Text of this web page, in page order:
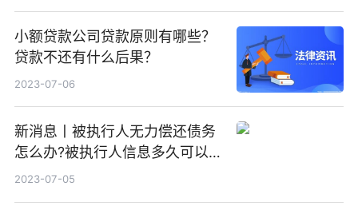
小额贷款公司贷款原则有哪些？
贷款不还有什么后果？
2023-07-06
新消息丨被执行人无力偿还债务
怎么办?被执行人信息多久可以
消除?
2023-07-05